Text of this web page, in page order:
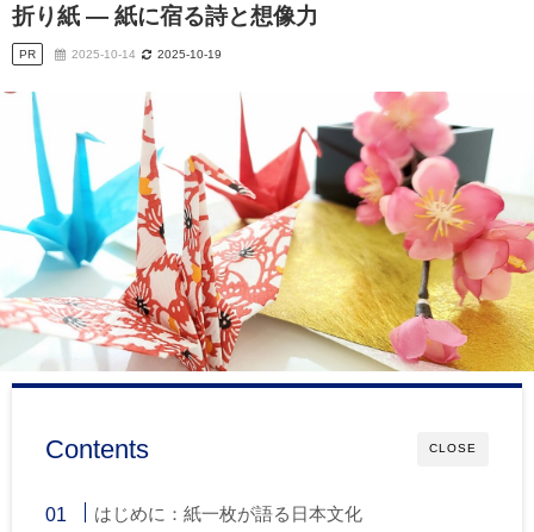
折り紙 ― 紙に宿る詩と想像力
PR 2025-10-14 2025-10-19
CLOSE
Contents
はじめに：紙一枚が語る日本文化